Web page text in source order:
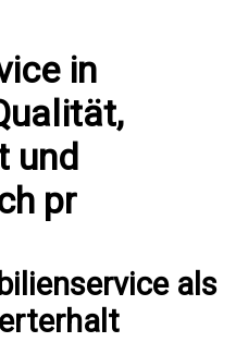
in
und
pr
als